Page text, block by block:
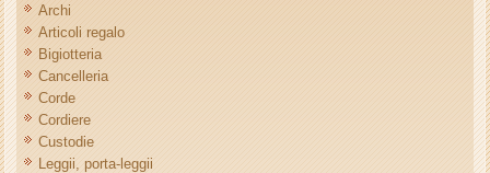
Archi
Articoli regalo
Bigiotteria
Cancelleria
Corde
Cordiere
Custodie
Leggii, porta-leggii